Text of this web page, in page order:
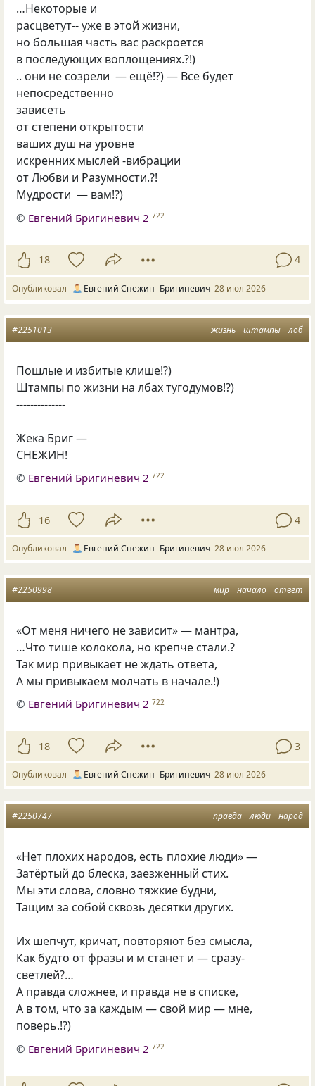
…Некоторые и
расцветут-- уже в этой жизни,
но большая часть вас раскроется
в последующих воплощениях.?!)
.. они не созрели — ещё!?) — Все будет
непосредственно
зависеть
от степени открытости
ваших душ на уровне
искренних мыслей -вибрации
от Любви и Разумности.?!
Мудрости — вам!?)
© Евгений Бригиневич 2 722
18 4
Опубликовал Евгений Снежин -Бригиневич 28 июл 2026
жизнь штампы лоб
#2251013
Пошлые и избитые клише!?)
Штампы по жизни на лбах тугодумов!?)
--------------
Жека Бриг —
СНЕЖИН!
© Евгений Бригиневич 2 722
16 4
Опубликовал Евгений Снежин -Бригиневич 28 июл 2026
мир начало ответ
#2250998
«От меня ничего не зависит» — мантра,
…Что тише колокола, но крепче стали.?
Так мир привыкает не ждать ответа,
А мы привыкаем молчать в начале.!)
© Евгений Бригиневич 2 722
18 3
Опубликовал Евгений Снежин -Бригиневич 28 июл 2026
правда люди народ
#2250747
«Нет плохих народов, есть плохие люди» —
Затёртый до блеска, заезженный стих.
Мы эти слова, словно тяжкие будни,
Тащим за собой сквозь десятки других.
Их шепчут, кричат, повторяют без смысла,
Как будто от фразы и м станет и — сразу-
светлей?…
А правда сложнее, и правда не в списке,
А в том, что за каждым — свой мир — мне,
поверь.!?)
© Евгений Бригиневич 2 722